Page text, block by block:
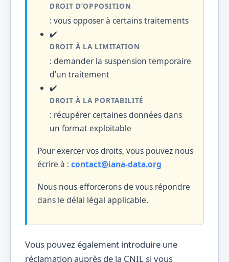
DROIT D’OPPOSITION
: vous opposer à certains traitements
✔️
DROIT À LA LIMITATION
: demander la suspension temporaire
d’un traitement
✔️
DROIT À LA PORTABILITÉ
: récupérer certaines données dans
un format exploitable
Pour exercer vos droits, vous pouvez nous
écrire à : contact@iana-data.org
Nous nous efforcerons de vous répondre
dans le délai légal applicable.
Vous pouvez également introduire une
réclamation auprès de la CNIL si vous